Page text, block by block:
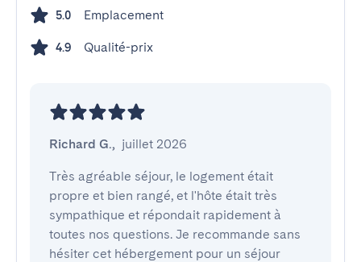
5.0 Emplacement
4.9 Qualité-prix
Richard G., juillet 2026
Très agréable séjour, le logement était
propre et bien rangé, et l'hôte était très
sympathique et répondait rapidement à
toutes nos questions. Je recommande sans
hésiter cet hébergement pour un séjour